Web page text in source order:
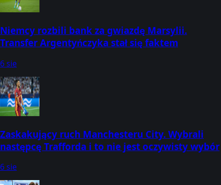
Niemcy rozbili bank za gwiazdę Marsylii.
Transfer Argentyńczyka stał się faktem
6 sie
Zaskakujący ruch Manchesteru City. Wybrali
następcę Trafforda i to nie jest oczywisty wybór
6 sie